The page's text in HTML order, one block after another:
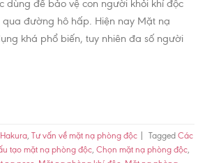
dùng để bảo vệ con người khỏi khí độc
đường hô hấp. Hiện nay Mặt nạ
khá phổ biến, tuy nhiên đa số người
, Tư vấn về mặt nạ phòng độc Tagged Các
tạo mặt nạ phòng độc, Chọn mặt nạ phòng độc,